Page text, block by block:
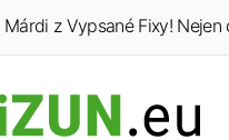
Márdi z Vypsané Fixy! Nejen